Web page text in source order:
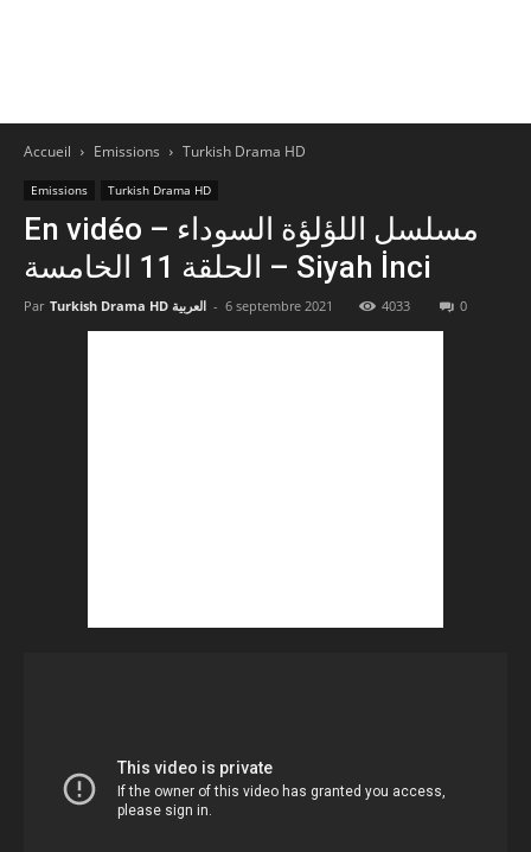
Accueil Emissions Turkish Drama HD
Emissions Turkish Drama HD
En vidéo – مسلسل اللؤلؤة السوداء
الحلقة 11 الخامسة – Siyah İnci
Par Turkish Drama HD العربية - 6 septembre 2021 4033 0